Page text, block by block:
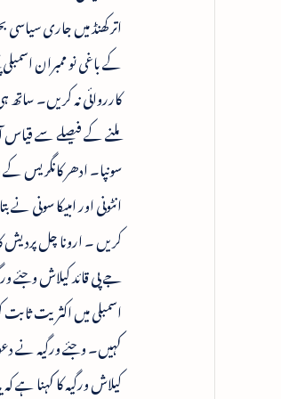
اتر کھنڈ میں جاری
کے باغی نو ممبران
ملنے کے فیصلے سے
سونپا۔ ادھر کانگریس
کریں ۔ ارونا چل پردیش
جے پی قائد کیلاش وجئے
اسمبلی میں اکثریت
کیلاش ورگیہ کا کہنا ہے